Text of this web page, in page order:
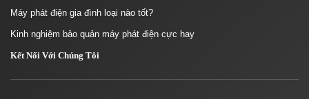
Máy phát điện gia đình loại nào tốt?
Kinh nghiệm bảo quản máy phát điện cực hay
Kết Nối Với Chúng Tôi